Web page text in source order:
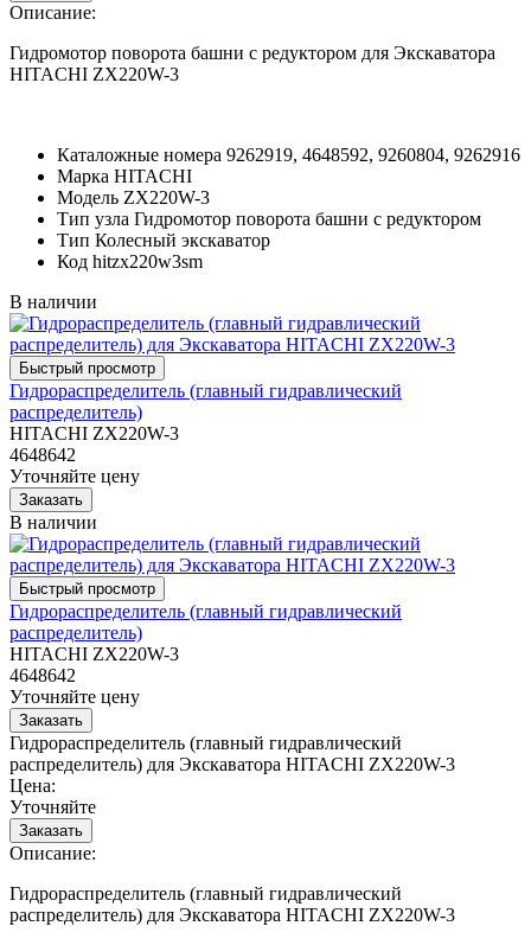
Описание:
Гидромотор поворота башни с редуктором для Экскаватора
HITACHI ZX220W-3
Каталожные номера 9262919, 4648592, 9260804, 9262916
Марка HITACHI
Модель ZX220W-3
Тип узла Гидромотор поворота башни с редуктором
Тип Колесный экскаватор
Код hitzx220w3sm
В наличии
Гидрораспределитель (главный гидравлический
распределитель)
HITACHI ZX220W-3
4648642
Уточняйте цену
В наличии
Гидрораспределитель (главный гидравлический
распределитель)
HITACHI ZX220W-3
4648642
Уточняйте цену
Гидрораспределитель (главный гидравлический
распределитель) для Экскаватора HITACHI ZX220W-3
Цена:
Уточняйте
Описание:
Гидрораспределитель (главный гидравлический
распределитель) для Экскаватора HITACHI ZX220W-3